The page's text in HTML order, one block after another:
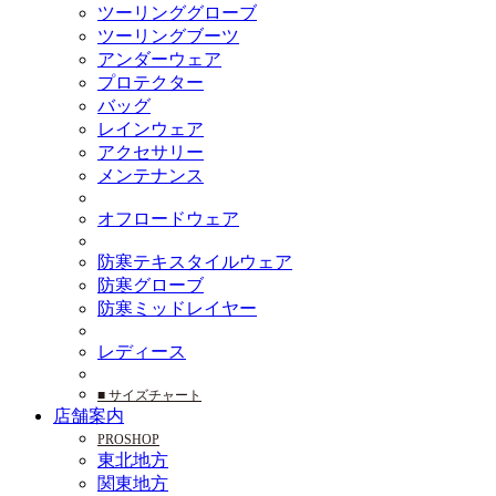
ツーリンググローブ
ツーリングブーツ
アンダーウェア
プロテクター
バッグ
レインウェア
アクセサリー
メンテナンス
オフロードウェア
防寒テキスタイルウェア
防寒グローブ
防寒ミッドレイヤー
レディース
■ サイズチャート
店舗案内
PROSHOP
東北地方
関東地方